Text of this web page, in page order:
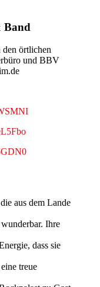
Band
örtlichen
und BBV
aus dem Lande
Ihre
dass sie
treue